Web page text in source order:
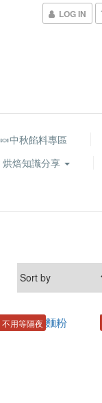
LOG IN
🍬中秋餡料專區
烘焙知識分享
用等隔夜